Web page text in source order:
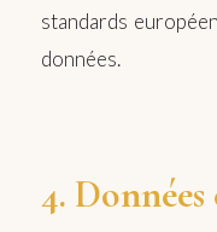
standards
données.
4.